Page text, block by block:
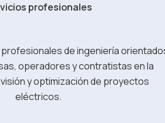
profesionales
de ingeniería
operadores y contratistas en la
y optimización de proyectos
eléctricos.